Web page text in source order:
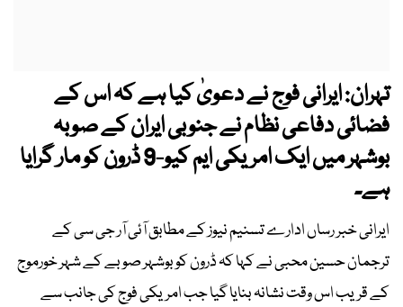
تہران: ایرانی فوج نے دعویٰ کیا ہے کہ اس کے
فضائی دفاعی نظام نے جنوبی ایران کے صوبہ
بوشہر میں ایک امریکی ایم کیو-9 ڈرون کو مار گرایا
ہے۔
ایرانی خبر رساں ادارے تسنیم نیوز کے مطابق آئی آر جی سی کے
ترجمان حسین محبی نے کہا کہ ڈرون کو بوشہر صوبے کے شہر خورموج
کے قریب اس وقت نشانہ بنایا گیا جب امریکی فوج کی جانب سے